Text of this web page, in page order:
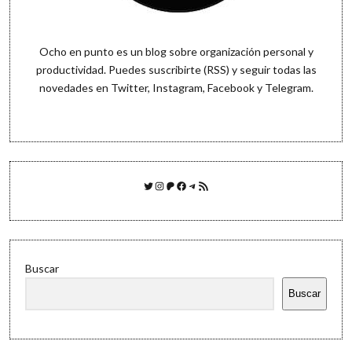
Ocho en punto es un blog sobre organización personal y
productividad. Puedes suscribirte (RSS) y seguir todas las
novedades en Twitter, Instagram, Facebooky Telegram.
Twitter
Instagram
Patreon
Facebook
Telegram
Feed RSS
Buscar
Buscar